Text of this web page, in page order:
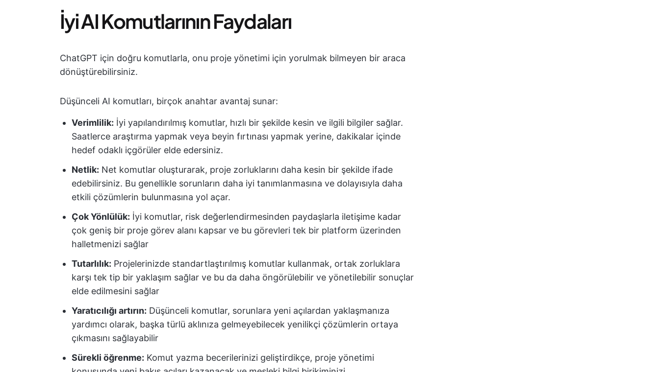
İyi AI Komutlarının Faydaları
ChatGPT için doğru komutlarla, onu proje yönetimi için yorulmak bilmeyen bir araca
dönüştürebilirsiniz.
Düşünceli AI komutları, birçok anahtar avantaj sunar:
Verimlilik: İyi yapılandırılmış komutlar, hızlı bir şekilde kesin ve ilgili bilgiler sağlar.
Saatlerce araştırma yapmak veya beyin fırtınası yapmak yerine, dakikalar içinde
hedef odaklı içgörüler elde edersiniz.
Netlik: Net komutlar oluşturarak, proje zorluklarını daha kesin bir şekilde ifade
edebilirsiniz. Bu genellikle sorunların daha iyi tanımlanmasına ve dolayısıyla daha
etkili çözümlerin bulunmasına yol açar.
Çok Yönlülük: İyi komutlar, risk değerlendirmesinden paydaşlarla iletişime kadar
çok geniş bir proje görev alanı kapsar ve bu görevleri tek bir platform üzerinden
halletmenizi sağlar
Tutarlılık: Projelerinizde standartlaştırılmış komutlar kullanmak, ortak zorluklara
karşı tek tip bir yaklaşım sağlar ve bu da daha öngörülebilir ve yönetilebilir sonuçlar
elde edilmesini sağlar
Yaratıcılığı artırın: Düşünceli komutlar, sorunlara yeni açılardan yaklaşmanıza
yardımcı olarak, başka türlü aklınıza gelmeyebilecek yenilikçi çözümlerin ortaya
çıkmasını sağlayabilir
Sürekli öğrenme: Komut yazma becerilerinizi geliştirdikçe, proje yönetimi